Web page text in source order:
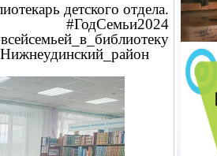
детского отдела.
#ГодСемьи2024